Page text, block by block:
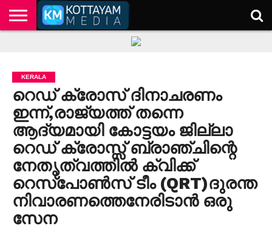
KERALA
റെഡ് ക്രോസ് ദിനാചരണം
ഇന്ന്,രാജ്യത്ത് തന്നെ
ആദ്യമായി കോട്ടയം ജില്ലാ
റെഡ് ക്രോസ്സ് ബ്രാഞ്ചിന്റെ
നേതൃത്വത്തിൽ ക്വിക്ക്
റെസ്പോൺസ് ടീം (QRT)ദുരന്ത
നിവാരണത്തെനേരിടാൻ ഒരു
സേന